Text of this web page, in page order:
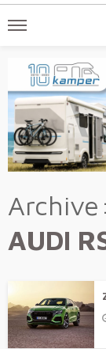
Archive
AUDI